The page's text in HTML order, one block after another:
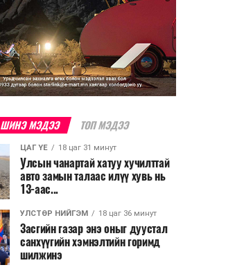
ШИНЭ МЭДЭЭ ТОП МЭДЭЭ
ЦАГ ҮЕ 18 цаг 31 минут
Улсын чанартай хатуу хучилттай
авто замын талаас илүү хувь нь
13-аас...
УЛСТӨР НИЙГЭМ 18 цаг 36 минут
Засгийн газар энэ оныг дуустал
санхүүгийн хэмнэлтийн горимд
шилжинэ